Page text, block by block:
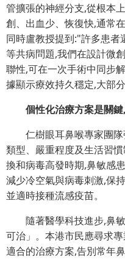
管擴張的神經分支,從根本
創、出血少、恢復快,通常
同時盧教授提到:"許多患
等共病問題,我們在設計微
聯性,可在一次手術中同步
據顯示療效持久穩定,大部
個性化治療方案是關
仁樹眼耳鼻喉專家團隊
類型、嚴重程度及生活習
換和病毒高發時期,鼻敏感
減少冷空氣與病毒刺激,保
並適時接種流感疫苗。
隨著醫學科技進步,鼻敏
可治」。本港市民應尋求
適合的治療方案,告別常年